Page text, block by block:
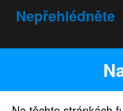
Nepřehlédněte
Naše weby